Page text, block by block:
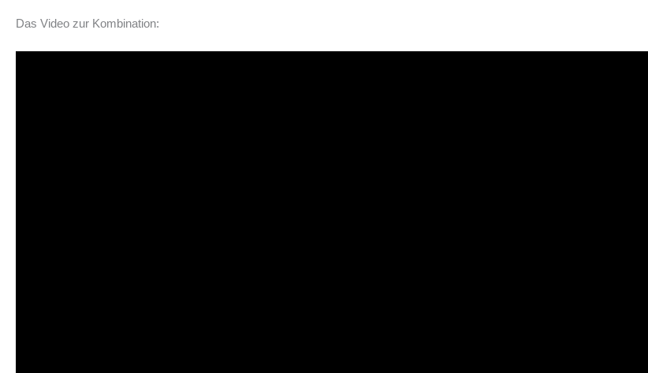
Das Video zur Kombination: